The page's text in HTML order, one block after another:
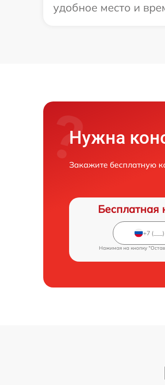
удобное место и
Нужна
Закажите бесплатную
Бесплатная
Нажимая на кнопку